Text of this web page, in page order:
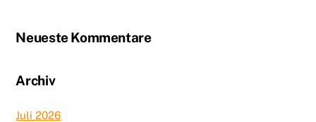
Neueste Kommentare
Archiv
Juli 2026